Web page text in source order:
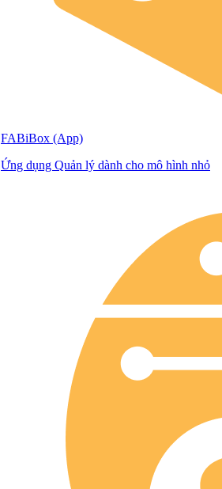
FABiBox (App)
Ứng dụng Quản lý dành cho mô hình nhỏ